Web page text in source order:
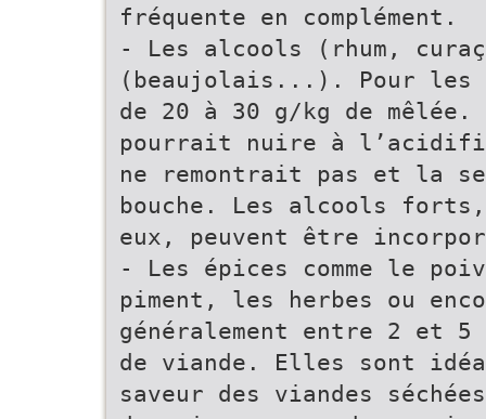
fréquente en complément.
- Les alcools (rhum,
(beaujolais...). Pour les
de 20 à 30 g/kg de
pourrait nuire à
ne remontrait pas et la
bouche. Les alcools
eux, peuvent être
- Les épices comme le
piment, les herbes ou
généralement entre 2 et 5
de viande. Elles sont
saveur des viandes